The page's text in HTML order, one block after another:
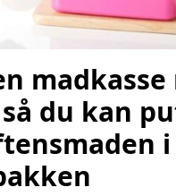
madkasse
du kan
i